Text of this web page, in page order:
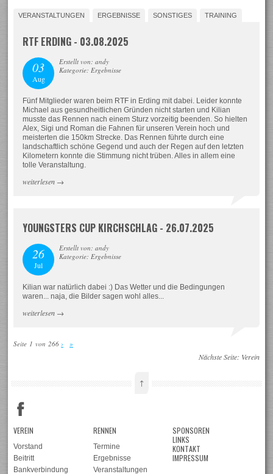
VERANSTALTUNGEN ERGEBNISSE SONSTIGES TRAINING
RTF ERDING - 03.08.2025
03
Aug
Erstellt von: andy
Kategorie: Ergebnisse
Fünf Mitglieder waren beim RTF in Erding mit dabei. Leider konnte
Michael aus gesundheitlichen Gründen nicht starten und Kilian
musste das Rennen nach einem Sturz vorzeitig beenden. So hielten
Alex, Sigi und Roman die Fahnen für unseren Verein hoch und
meisterten die 150km Strecke. Das Rennen führte durch eine
landschaftlich schöne Gegend und auch der Regen auf den letzten
Kilometern konnte die Stimmung nicht trüben. Alles in allem eine
tolle Veranstaltung.
weiterlesen →
YOUNGSTERS CUP KIRCHSCHLAG - 26.07.2025
26
Jul
Erstellt von: andy
Kategorie: Ergebnisse
Kilian war natürlich dabei :) Das Wetter und die Bedingungen
waren... naja, die Bilder sagen wohl alles...
weiterlesen →
Seite 1 von 266 › »
Nächste Seite: Verein
↑
VEREIN
Vorstand
Beitritt
Bankverbindung
RENNEN
Termine
Ergebnisse
Veranstaltungen
SPONSOREN
LINKS
KONTAKT
IMPRESSUM